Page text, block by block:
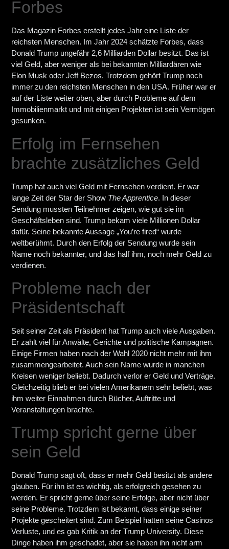
Forbes
Das Magazin Forbes erstellt jedes Jahr eine Liste der
reichsten Menschen. Im Jahr 2024 schätzte Forbes, dass
Donald Trump ungefähr 2,6 Milliarden Dollar besitzt. Das ist
viel Geld, aber weniger als bei bekannten Milliardären wie
Elon Musk oder Jeff Bezos. Trotzdem gehört Trump noch
immer zu den reichsten Menschen in den USA. Früher war er
auf der Liste weiter oben, aber durch Probleme auf dem
Immobilienmarkt und mit einigen Projekten ist sein Vermögen
gesunken.
Erfolg im Fernsehen
brachte zusätzliches Geld
Trump hat auch viel Geld mit Fernsehen verdient. Er war
lange Zeit der Star der Show The Apprentice. In dieser
Sendung mussten Teilnehmer zeigen, wie gut sie im
Geschäftsleben sind. Trump bekam viele Millionen Dollar
dafür. Seine bekannte Aussage „You’re fired“ wurde
weltberühmt. Durch den Erfolg der Sendung wurde sein
Name noch bekannter, und das half ihm, noch mehr Geld zu
verdienen.
Probleme nach der
Präsidentschaft
Seit seiner Zeit als Präsident hat Trump auch viele Ausgaben.
Er zahlt viel für Anwälte, Gerichte und politische Kampagnen.
Einige Firmen haben nach der Wahl 2020 nicht mehr mit ihm
zusammengearbeitet. Auch sein Name wurde in manchen
Kreisen weniger beliebt. Dadurch verlor er Geld und Verträge.
Gleichzeitig blieb er bei vielen Amerikanern sehr beliebt, was
ihm weiter Einnahmen durch Bücher, Auftritte und
Veranstaltungen brachte.
Trump spricht gerne über
sein Geld
Donald Trump sagt oft, dass er mehr Geld besitzt als andere
glauben. Für ihn ist es wichtig, als erfolgreich gesehen zu
werden. Er spricht gerne über seine Erfolge, aber nicht über
seine Probleme. Trotzdem ist bekannt, dass einige seiner
Projekte gescheitert sind. Zum Beispiel hatten seine Casinos
Verluste, und es gab Kritik an der Trump University. Diese
Dinge haben ihm geschadet, aber sie haben ihn nicht arm